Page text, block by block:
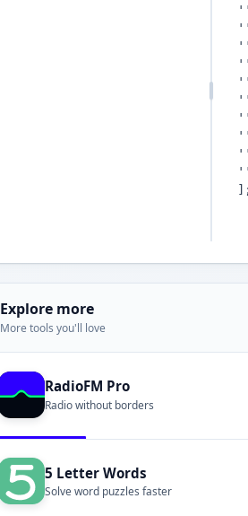
Explore more
More tools you'll love
RadioFM Pro
Radio without borders
5 Letter Words
Solve word puzzles faster